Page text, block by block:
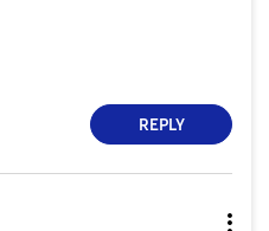
REPLY